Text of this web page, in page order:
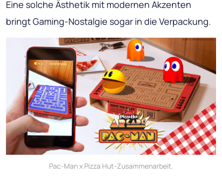
Eine solche Ästhetik mit modernen Akzenten
bringt Gaming-Nostalgie sogar in die Verpackung.
Pac-Man x Pizza Hut-Zusammenarbeit.